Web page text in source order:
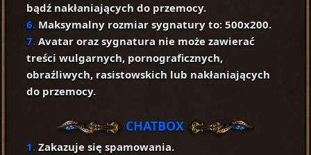
bądź nakłaniających do przemocy.
6. Maksymalny rozmiar sygnatury to: 500x200.
7. Avatar oraz sygnatura nie może zawierać
treści wulgarnych, pornograficznych,
obraźliwych, rasistowskich lub nakłaniających
do przemocy.
CHATBOX
1. Zakazuje się spamowania.